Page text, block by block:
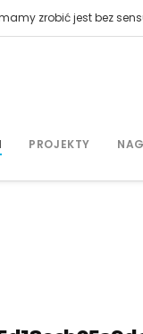
zrobić jest bez
PROJEKTY